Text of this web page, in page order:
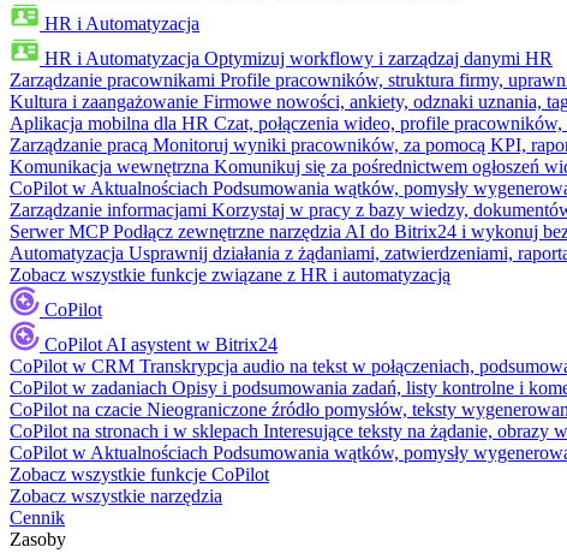
HR i Automatyzacja
HR i Automatyzacja Optymizuj workflowy i zarządzaj danymi HR
Zarządzanie pracownikami Profile pracowników, struktura firmy,
Kultura i zaangażowanie Firmowe nowości, ankiety, odznaki uznania,
Aplikacja mobilna dla HR Czat, połączenia wideo, profile
Zarządzanie pracą Monitoruj wyniki pracowników, za pomocą KPI,
Komunikacja wewnętrzna Komunikuj się za pośrednictwem ogłoszeń
CoPilot w Aktualnościach Podsumowania wątków, pomysły
Zarządzanie informacjami Korzystaj w pracy z bazy wiedzy,
Serwer MCP Podłącz zewnętrzne narzędzia AI do Bitrix24 i wykonuj
Automatyzacja Usprawnij działania z żądaniami, zatwierdzeniami,
Zobacz wszystkie funkcje związane z HR i automatyzacją
CoPilot
CoPilot AI asystent w Bitrix24
CoPilot w CRM Transkrypcja audio na tekst w połączeniach,
CoPilot w zadaniach Opisy i podsumowania zadań, listy kontrolne i
CoPilot na czacie Nieograniczone źródło pomysłów, teksty
CoPilot na stronach i w sklepach Interesujące teksty na żądanie, obrazy
CoPilot w Aktualnościach Podsumowania wątków, pomysły
Zobacz wszystkie funkcje CoPilot
Zobacz wszystkie narzędzia
Cennik
Zasoby